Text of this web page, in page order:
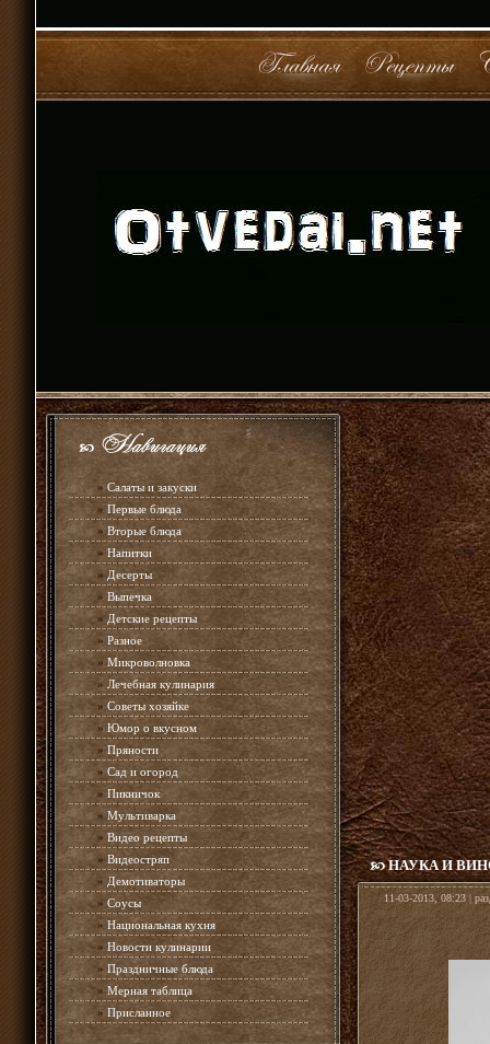
» Салаты и закуски
» Первые блюда
» Вторые блюда
» Напитки
»Десерты
» Выпечка
» Детские рецепты
» Разное
» Микроволновка
» Лечебная кулинария
» Советы хозяйке
» Юмор о вкусном
» Пряности
» Сад и огород
» Пикничок
» Мультиварка
» Видео рецепты
» Видеостряп
» Демотиваторы
» Соусы
» Национальная кухня
» Новости кулинарии
» Праздничные блюда
» Мерная таблица
» Присланное
НАУКА И
11-03-2013, 08:23 |